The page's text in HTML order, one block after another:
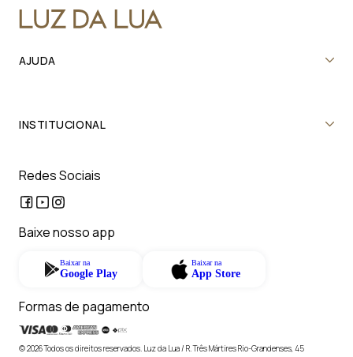
AJUDA
INSTITUCIONAL
Redes Sociais
Baixe nosso app
Baixar na
Google Play
Baixar na
App Store
Formas de pagamento
© 2026 Todos os direitos reservados. Luz da Lua / R. Três Mártires Rio-Grandenses, 45